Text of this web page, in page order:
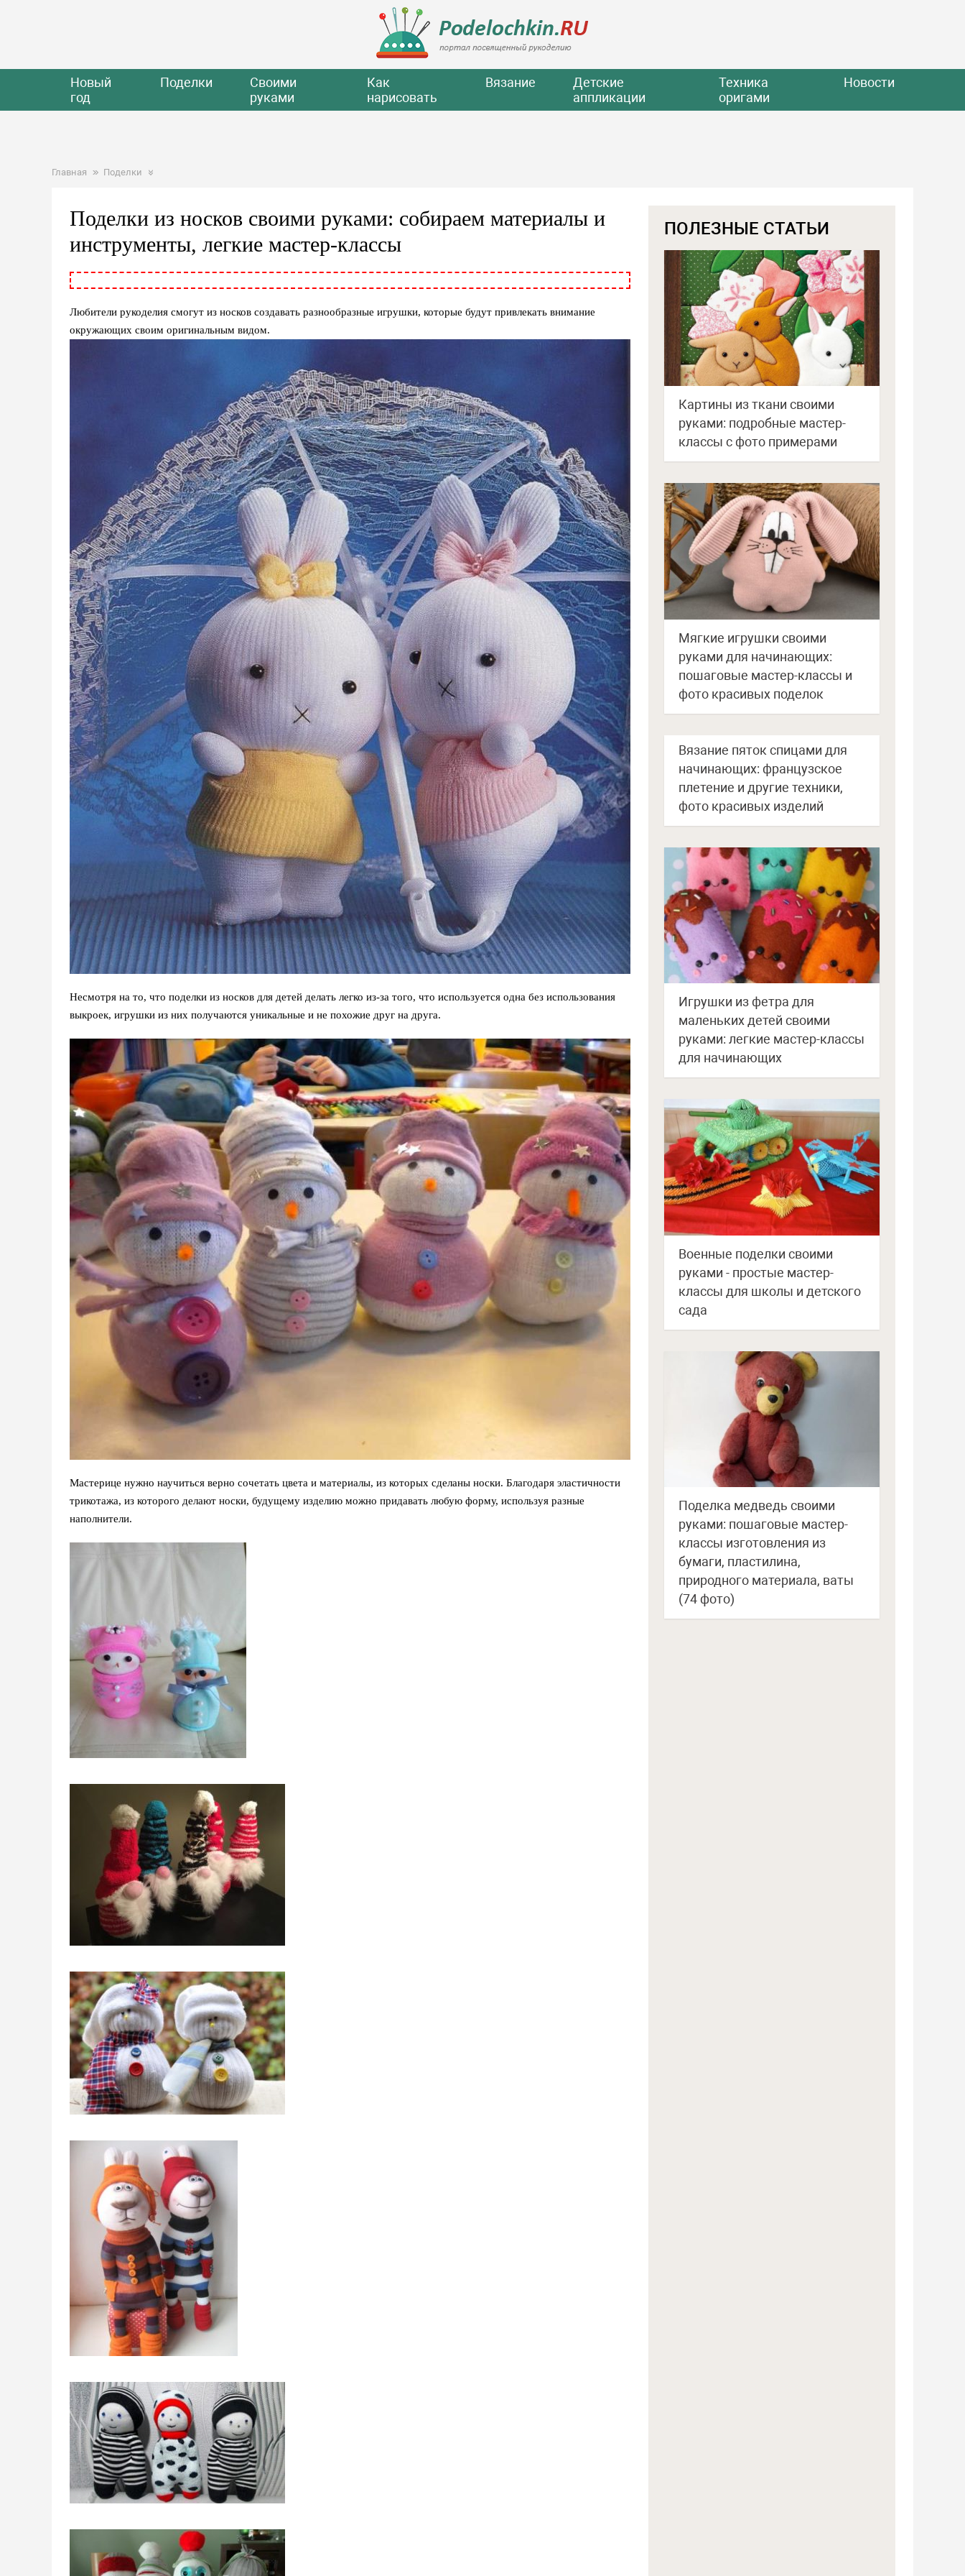
Новый
год
Поделки
Своими
руками
Как
нарисовать
Вязание
Детские
аппликации
Техника
оригами
Новости
Главная Поделки
Поделки из носков своими руками: собираем материалы и
инструменты, легкие мастер-классы
Любители рукоделия смогут из носков создавать разнообразные игрушки, которые будут привлекать внимание
окружающих своим оригинальным видом.
Несмотря на то, что поделки из носков для детей делать легко из-за того, что используется одна без использования
выкроек, игрушки из них получаются уникальные и не похожие друг на друга.
Мастерице нужно научиться верно сочетать цвета и материалы, из которых сделаны носки. Благодаря эластичности
трикотажа, из которого делают носки, будущему изделию можно придавать любую форму, используя разные
наполнители.
ПОЛЕЗНЫЕ СТАТЬИ
Картины из ткани своими
руками: подробные мастер-
классы с фото примерами
Мягкие игрушки своими
руками для начинающих:
пошаговые мастер-классы и
фото красивых поделок
Вязание пяток спицами для
начинающих: французское
плетение и другие техники,
фото красивых изделий
Игрушки из фетра для
маленьких детей своими
руками: легкие мастер-классы
для начинающих
Военные поделки своими
руками - простые мастер-
классы для школы и детского
сада
Поделка медведь своими
руками: пошаговые мастер-
классы изготовления из
бумаги, пластилина,
природного материала, ваты
(74 фото)